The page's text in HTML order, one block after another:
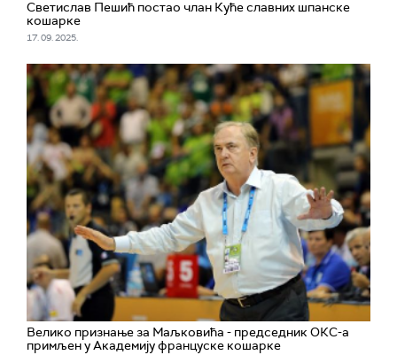
Светислав Пешић постао члан Куће славних шпанске
кошарке
17. 09. 2025.
Велико признање за Маљковића - председник ОКС-а
примљен у Академију француске кошарке